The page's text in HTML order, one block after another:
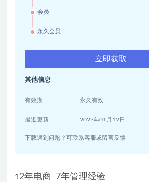
会员
永久会员
立即获取
其他信息
有效期 永久有效
最近更新 2023年01月12日
下载遇到问题？可联系客服或留言反馈
12年电商 7年管理经验